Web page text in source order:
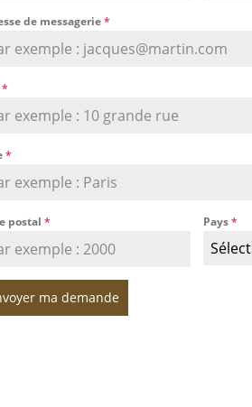
de messagerie*
*
*
postal * Pays*
ma demande